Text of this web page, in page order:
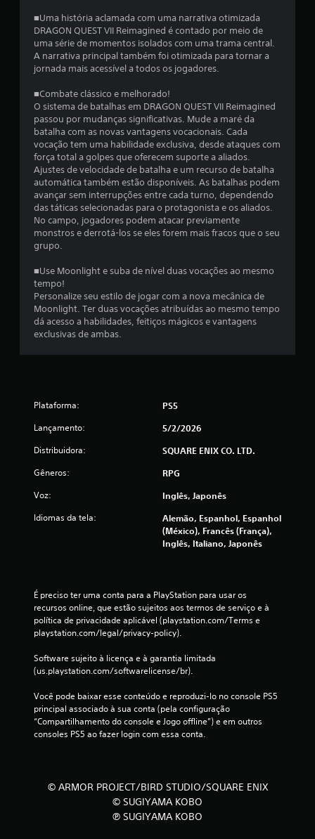
■Uma história aclamada com uma narrativa otimizada
DRAGON QUEST VII Reimagined é contado por meio de
uma série de momentos isolados com uma trama central.
A narrativa principal também foi otimizada para tornar a
jornada mais acessível a todos os jogadores.
■Combate clássico e melhorado!
O sistema de batalhas em DRAGON QUEST VII Reimagined
passou por mudanças significativas. Mude a maré da
batalha com as novas vantagens vocacionais. Cada
vocação tem uma habilidade exclusiva, desde ataques com
força total a golpes que oferecem suporte a aliados.
Ajustes de velocidade de batalha e um recurso de batalha
automática também estão disponíveis. As batalhas podem
avançar sem interrupções entre cada turno, dependendo
das táticas selecionadas para o protagonista e os aliados.
No campo, jogadores podem atacar previamente
monstros e derrotá-los se eles forem mais fracos que o seu
grupo.
■Use Moonlight e suba de nível duas vocações ao mesmo
tempo!
Personalize seu estilo de jogar com a nova mecânica de
Moonlight. Ter duas vocações atribuídas ao mesmo tempo
dá acesso a habilidades, feitiços mágicos e vantagens
exclusivas de ambas.
Plataforma: PS5
Lançamento: 5/2/2026
Distribuidora: SQUARE ENIX CO. LTD.
Gêneros: RPG
Voz: Inglês, Japonês
Idiomas da tela:
Alemão, Espanhol, Espanhol
(México), Francês (França),
Inglês, Italiano, Japonês
É preciso ter uma conta para a PlayStation para usar os
recursos online, que estão sujeitos aos termos de serviço e à
política de privacidade aplicável (playstation.com/Terms e
playstation.com/legal/privacy-policy).
Software sujeito à licença e à garantia limitada
(us.playstation.com/softwarelicense/br).
Você pode baixar esse conteúdo e reproduzi-lo no console PS5
principal associado à sua conta (pela configuração
“Compartilhamento do console e Jogo offline”) e em outros
consoles PS5 ao fazer login com essa conta.
© ARMOR PROJECT/BIRD STUDIO/SQUARE ENIX
© SUGIYAMA KOBO
℗ SUGIYAMA KOBO